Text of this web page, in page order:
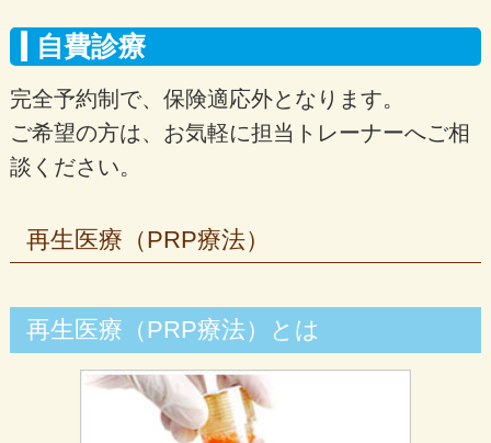
自費診療
完全予約制で、保険適応外となります。
ご希望の方は、お気軽に担当トレーナーへご相
談ください。
再生医療（PRP療法）
再生医療（PRP療法）とは